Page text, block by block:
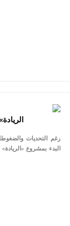
رغم التحديات
البدء بمشروع